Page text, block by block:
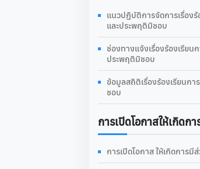
แนวปฏิบัติการจัดการเรื่อง
และประพฤติมิชอบ
ช่องทางแจ้งเรื่องร้องเรียน
ประพฤติมิชอบ
ข้อมูลสถิติเรื่องร้องเรียนก
ชอบ
การเปิดโอกาสให้เกิดก
การเปิดโอกาส ให้เกิดการมี